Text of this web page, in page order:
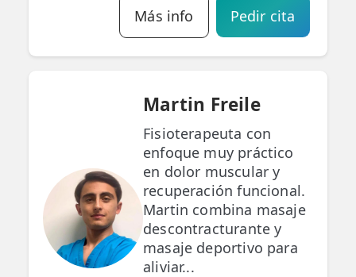
Más info Pedir cita
Martin Freile
Fisioterapeuta con
enfoque muy práctico
en dolor muscular y
recuperación funcional.
Martin combina masaje
descontracturante y
masaje deportivo para
aliviar...